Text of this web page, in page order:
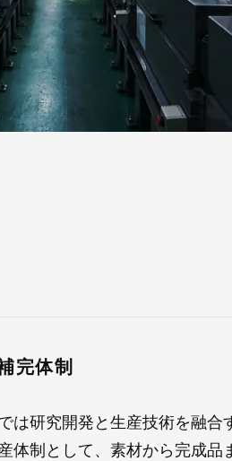
完体制
研究開発と生産技術を融合
体制として、素材から完成品